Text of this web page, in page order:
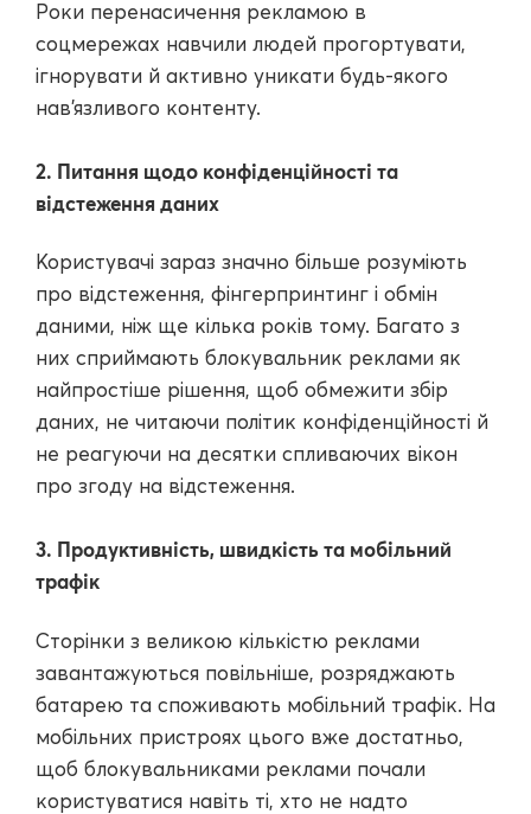
Роки перенасичення рекламою в
соцмережах навчили людей прогортувати,
ігнорувати й активно уникати будь-якого
нав'язливого контенту.
2. Питання щодо конфіденційності та
відстеження даних
Користувачі зараз значно більше розуміють
про відстеження, фінгерпринтинг і обмін
даними, ніж ще кілька років тому. Багато з
них сприймають блокувальник реклами як
найпростіше рішення, щоб обмежити збір
даних, не читаючи політик конфіденційності й
не реагуючи на десятки спливаючих вікон
про згоду на відстеження.
3. Продуктивність, швидкість та мобільний
трафік
Сторінки з великою кількістю реклами
завантажуються повільніше, розряджають
батарею та споживають мобільний трафік. На
мобільних пристроях цього вже достатньо,
щоб блокувальниками реклами почали
користуватися навіть ті, хто не надто